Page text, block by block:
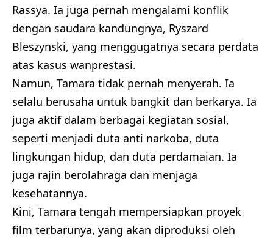
Rassya. Ia juga pernah mengalami konflik
dengan saudara kandungnya, Ryszard
Bleszynski, yang menggugatnya secara perdata
atas kasus wanprestasi.
Namun, Tamara tidak pernah menyerah. Ia
selalu berusaha untuk bangkit dan berkarya. Ia
juga aktif dalam berbagai kegiatan sosial,
seperti menjadi duta anti narkoba, duta
lingkungan hidup, dan duta perdamaian. Ia
juga rajin berolahraga dan menjaga
kesehatannya.
Kini, Tamara tengah mempersiapkan proyek
film terbarunya, yang akan diproduksi oleh